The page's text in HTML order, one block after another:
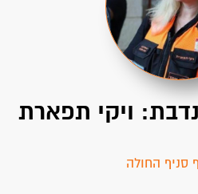
ויקי תפארת
סניף החולה